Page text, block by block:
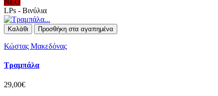
ΝΕΟ
LPs - Βινύλια
Καλάθι Προσθήκη στα αγαπημένα
Κώστας Μακεδόνας
Τραμπάλα
29,00€